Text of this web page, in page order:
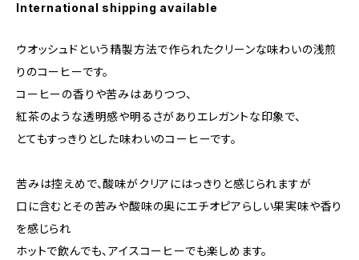
International shipping available
ウオッシュドという精製方法で作られたクリーンな味わいの浅煎
りのコーヒーです。
コーヒーの香りや苦みはありつつ、
紅茶のような透明感や明るさがありエレガントな印象で、
とてもすっきりとした味わいのコーヒーです。
苦みは控えめで、酸味がクリアにはっきりと感じられますが
口に含むとその苦みや酸味の奥にエチオピアらしい果実味や香り
を感じられ
ホットで飲んでも、アイスコーヒーでも楽しめます。